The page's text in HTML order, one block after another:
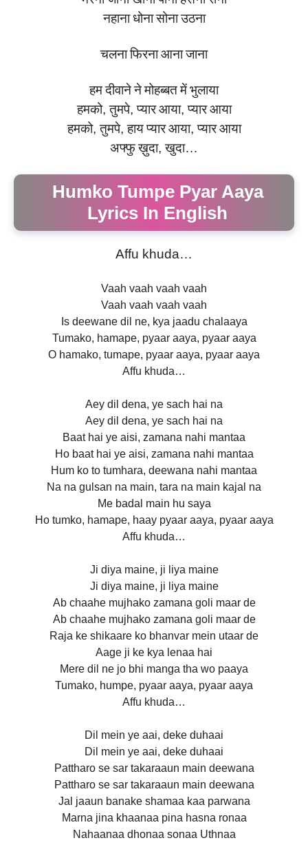
नहाना धोनासोनाउठना
चलनाफिरनाआनाजाना
हमदीवानेनेमोहब्बतमेंभुलाया
हमको,तुमपे,प्यार आया,प्यार आया
हमको,तुमपे,हायप्यार आया,प्यार आया
अफ्फुख़ुदा,खुदा…
Humko Tumpe Pyar Aaya
Lyrics In English
Affu khuda…
Vaah vaah vaah vaah
Vaah vaah vaah vaah
Is deewane dil ne, kya jaadu chalaaya
Tumako, hamape, pyaar aaya, pyaar aaya
O hamako, tumape, pyaar aaya, pyaar aaya
Affu khuda…
Aey dil dena, ye sach hai na
Aey dil dena, ye sach hai na
Baat hai ye aisi, zamana nahi mantaa
Ho baat hai ye aisi, zamana nahi mantaa
Hum ko to tumhara, deewana nahi mantaa
Na na gulsan na main, tara na main kajal na
Me badal main hu saya
Ho tumko, hamape, haay pyaar aaya, pyaar aaya
Affu khuda…
Ji diya maine, ji liya maine
Ji diya maine, ji liya maine
Ab chaahe mujhako zamana goli maar de
Ab chaahe mujhako zamana goli maar de
Raja ke shikaare ko bhanvar mein utaar de
Aage ji ke kya lenaa hai
Mere dil ne jo bhi manga tha wo paaya
Tumako, humpe, pyaar aaya, pyaar aaya
Affu khuda…
Dil mein ye aai, deke duhaai
Dil mein ye aai, deke duhaai
Pattharo se sar takaraaun main deewana
Pattharo se sar takaraaun main deewana
Jal jaaun banake shamaa kaa parwana
Marna jina khaanaa pina hasna ronaa
Nahaanaa dhonaa sonaa Uthnaa